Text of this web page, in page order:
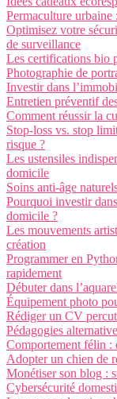
Permaculture
Optimisez votre
de surveillance
Les certifications bio
Photographie de
Investir dans
Entretien préventif
Comment réussir la
Stop-loss vs. stop
risque ?
Les ustensiles
domicile
Soins anti-âge
Pourquoi investir
domicile ?
Les mouvements
création
Programmer en
rapidement
Débuter dans
Équipement photo
Rédiger un CV
Pédagogies
Comportement félin :
Adopter un chien de
Monétiser son blog :
Cybersécurité